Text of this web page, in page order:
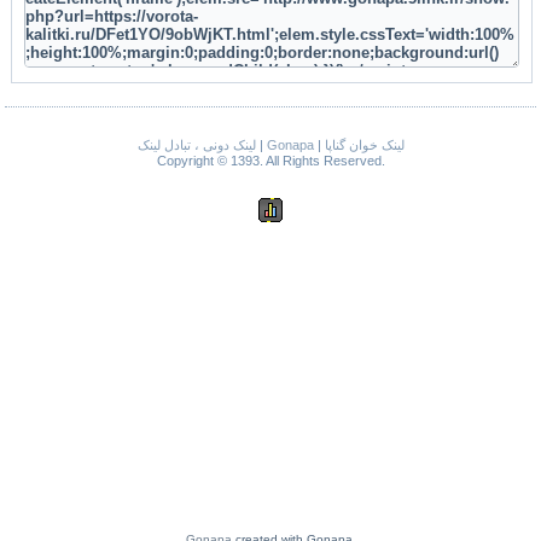
لینک دونی ، تبادل لینک| Gonapa|
لینک خوان گناپا
Copyright © 1393. All Rights Reserved.